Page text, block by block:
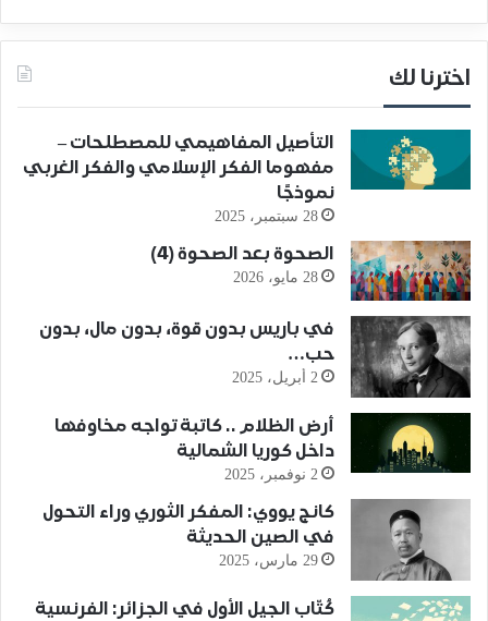
اخترنا لك
التأصيل المفاهيمي للمصطلحات –
مفهوما الفكر الإسلامي والفكر الغربي
نموذجًا
28 سبتمبر، 2025
الصحوة بعد الصحوة (4)
28 مايو، 2026
في باريس بدون قوة، بدون مال، بدون
حب…
2 أبريل، 2025
أرض الظلام .. كاتبة تواجه مخاوفها
داخل كوريا الشمالية
2 نوفمبر، 2025
كانج يووي: المفكر الثوري وراء التحول
في الصين الحديثة
29 مارس، 2025
كُتّاب الجيل الأول في الجزائر: الفرنسية